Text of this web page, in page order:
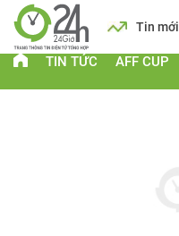
Lịch Tin mới
TIN TỨC AFF CUP